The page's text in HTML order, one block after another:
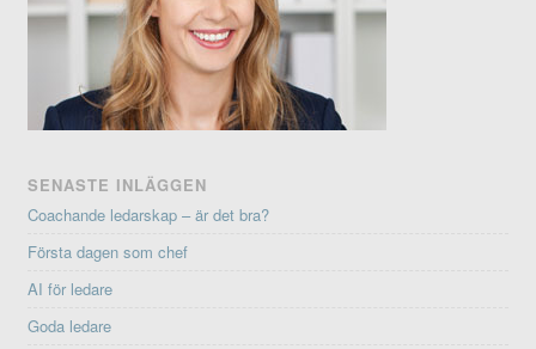
SENASTE INLÄGGEN
Coachande ledarskap – är det bra?
Första dagen som chef
AI för ledare
Goda ledare